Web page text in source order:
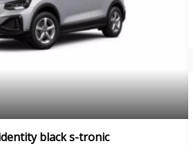
paraurti
in pelle a 3 razze
black s-tronic